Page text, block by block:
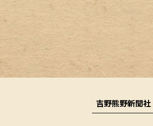
吉野熊野新聞社